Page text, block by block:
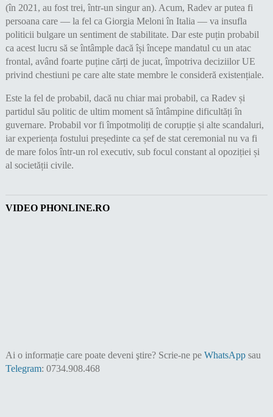
(în 2021, au fost trei, într-un singur an). Acum, Radev ar putea fi
persoana care — la fel ca Giorgia Meloni în Italia — va insufla
politicii bulgare un sentiment de stabilitate. Dar este puțin probabil
ca acest lucru să se întâmple dacă își începe mandatul cu un atac
frontal, având foarte puține cărți de jucat, împotriva deciziilor UE
privind chestiuni pe care alte state membre le consideră existențiale.
Este la fel de probabil, dacă nu chiar mai probabil, ca Radev și
partidul său politic de ultim moment să întâmpine dificultăți în
guvernare. Probabil vor fi împotmoliți de corupție și alte scandaluri,
iar experiența fostului președinte ca șef de stat ceremonial nu va fi
de mare folos într-un rol executiv, sub focul constant al opoziției și
al societății civile.
VIDEO PHONLINE.RO
Ai o informație care poate deveni ştire? Scrie-ne pe WhatsAppsau
Telegram: 0734.908.468